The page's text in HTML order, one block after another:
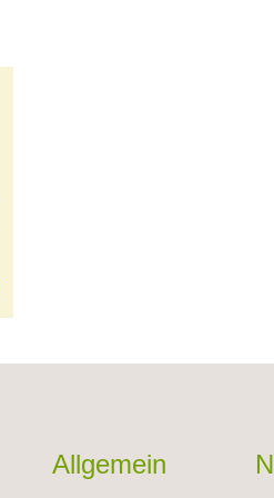
Allgemein